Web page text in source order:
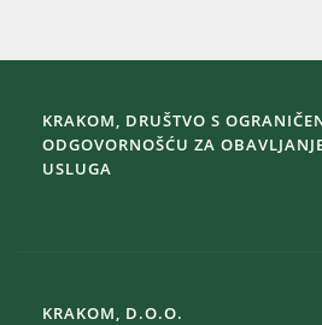
KRAKOM, DRUŠTVO S
ODGOVORNOŠĆU ZA
USLUGA
KRAKOM, D.O.O.